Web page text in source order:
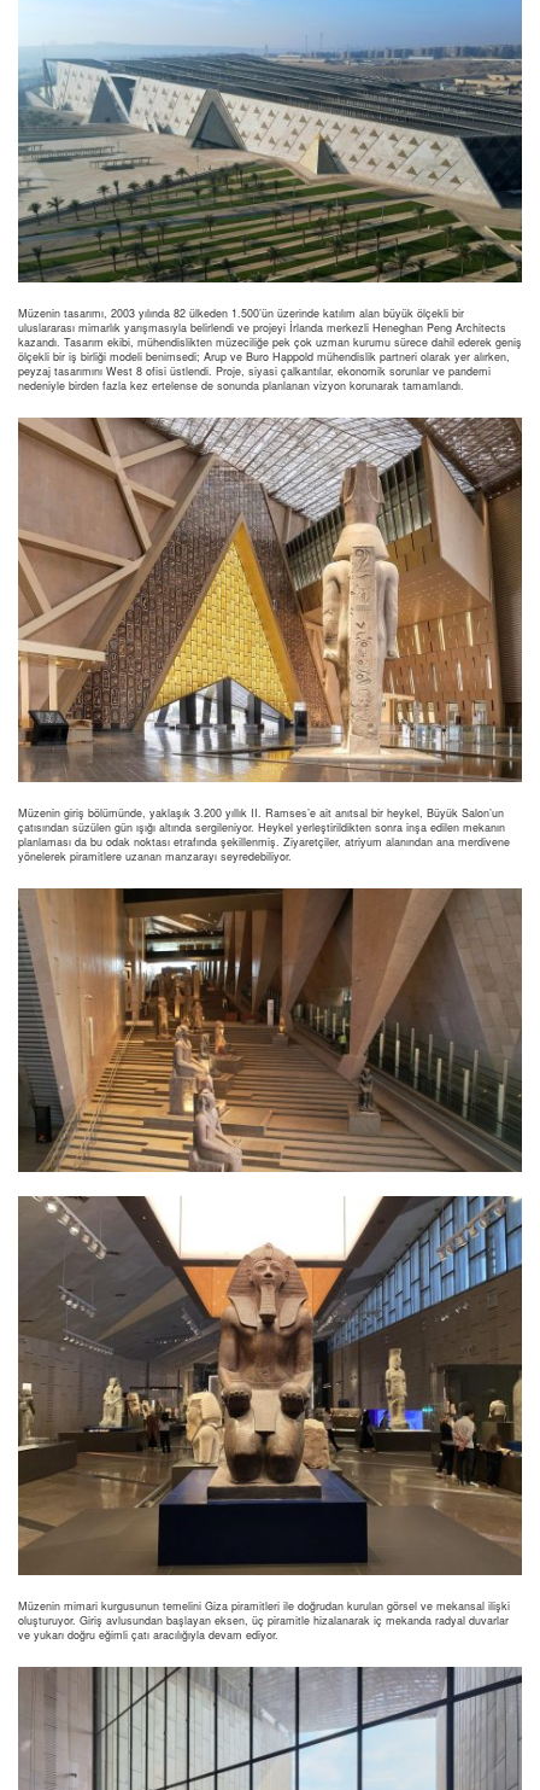
Müzenin tasarımı, 2003 yılında 82 ülkeden 1.500’ün üzerinde katılım alan büyük ölçekli bir
uluslararası mimarlık yarışmasıyla belirlendi ve projeyi İrlanda merkezli Heneghan Peng Architects
kazandı. Tasarım ekibi, mühendislikten müzeciliğe pek çok uzman kurumu sürece dahil ederek geniş
ölçekli bir iş birliği modeli benimsedi; Arup ve Buro Happold mühendislik partneri olarak yer alırken,
peyzaj tasarımını West 8 ofisi üstlendi. Proje, siyasi çalkantılar, ekonomik sorunlar ve pandemi
nedeniyle birden fazla kez ertelense de sonunda planlanan vizyon korunarak tamamlandı.
Müzenin giriş bölümünde, yaklaşık 3.200 yıllık II. Ramses’e ait anıtsal bir heykel, Büyük Salon’un
çatısından süzülen gün ışığı altında sergileniyor. Heykel yerleştirildikten sonra inşa edilen mekanın
planlaması da bu odak noktası etrafında şekillenmiş. Ziyaretçiler, atriyum alanından ana merdivene
yönelerek piramitlere uzanan manzarayı seyredebiliyor.
Müzenin mimari kurgusunun temelini Giza piramitleri ile doğrudan kurulan görsel ve mekansal ilişki
oluşturuyor. Giriş avlusundan başlayan eksen, üç piramitle hizalanarak iç mekanda radyal duvarlar
ve yukarı doğru eğimli çatı aracılığıyla devam ediyor.